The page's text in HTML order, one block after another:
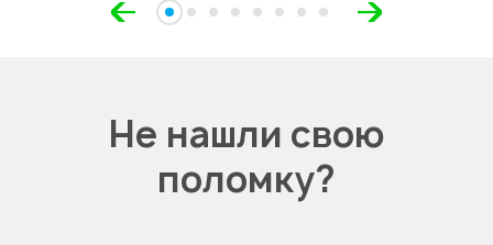
Не нашли свою
поломку?